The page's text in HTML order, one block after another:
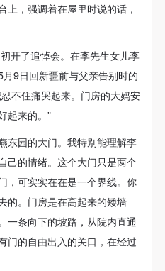
上，强调着在屋里时说的话，
开了追悼会。在李先生女儿李
9日回新疆前与父亲告别时的
不住痛哭起来。门房的大妈安
起来的。”
东园的大门。我特别能理解李
己的情绪。这个大门只是两个
，可实实在在是一个界线。你
的。门房是在高起来的矮墙
一条向下的坡路，从院内直通
门的自由出入的关口，在经过
帐号密码登录
发送验证码
为您的登录账号